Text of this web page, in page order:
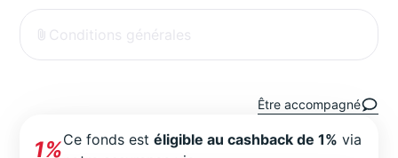
Conditions générales
Être accompagné
1%Ce fonds estéligible au cashback de 1% via